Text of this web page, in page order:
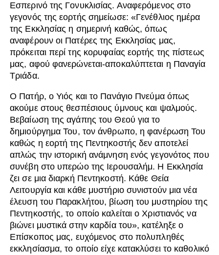
Εσπερινό της Γονυκλισίας. Αναφερόμενος στο
γεγονός της εορτής σημείωσε: «Γενέθλιος ημέρα
της Εκκλησίας η σημερινή καθώς, όπως
αναφέρουν οι Πατέρες της Εκκλησίας μας,
πρόκειται περί της κορυφαίας εορτής της πίστεως
μας, αφού φανερώνεται-αποκαλύπτεται η Παναγία
Τριάδα.
Ο Πατήρ, ο Υιός και το Πανάγιο Πνεύμα όπως
ακούμε στους θεσπέσιους ύμνους και ψαλμούς.
Βεβαίωση της αγάπης του Θεού για το
δημιούργημα Του, τον άνθρωπο, η φανέρωση Του
καθώς η εορτή της Πεντηκοστής δεν αποτελεί
απλώς την ιστορική ανάμνηση ενός γεγονότος που
συνέβη στο υπερώο της Ιερουσαλήμ. Η Εκκλησία
ζει σε μια διαρκή Πεντηκοστή. Κάθε Θεία
Λειτουργία και κάθε μυστήριο συνιστούν μια νέα
έλευση του Παρακλήτου, βίωση του μυστηρίου της
Πεντηκοστής, το οποίο καλείται ο Χριστιανός να
βιώνει μυστικά στην καρδία του», κατέληξε ο
Επίσκοπος μας, ευχόμενος στο πολυπληθές
εκκλησίασμα, το οποίο είχε κατακλύσει το καθολικό